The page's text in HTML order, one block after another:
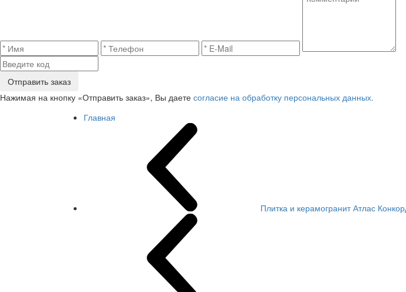
Отправить заказ
Нажимая на кнопку «Отправить заказ», Вы даете согласие на обработку персональных данных.
Главная
Плитка и керамогранит Атлас